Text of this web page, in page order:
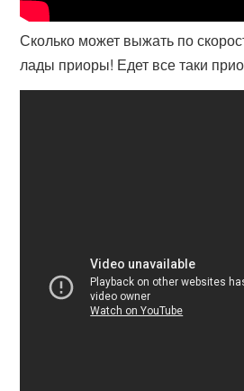
Сколько может выжать по
лады приоры! Едет все таки